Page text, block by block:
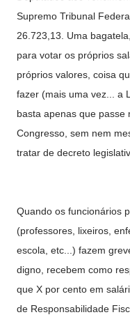
Supremo Tribunal
26.723,13. Uma
para votar os próprios
próprios valores, coisa
fazer (mais uma vez... a
basta apenas que passe
Congresso, sem nem
tratar de decreto
Quando os funcionários
(professores, lixeiros,
escola, etc...) fazem
digno, recebem como
que X por cento em
de Responsabilidade